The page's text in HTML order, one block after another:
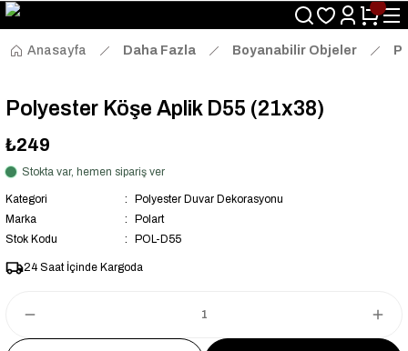
Size Özel "HG10" Kodu ile Sepette Hemen %10 İndirim Fırsatını
Kaçırmayın!
Anasayfa
Daha Fazla Boyanabilir Objeler
Polyester Köşe Aplik D55 (21x38)
₺249
Stokta var, hemen sipariş ver
Kategori
Polyester Duvar Dekorasyonu
Marka
Polart
Stok Kodu
POL-D55
24 Saat İçinde Kargoda